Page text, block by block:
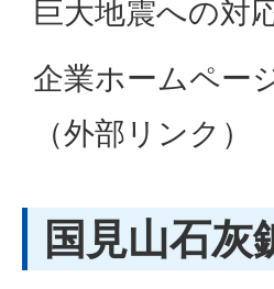
巨大地震への対応
企業ホームペー
（外部リンク）
国見山石灰